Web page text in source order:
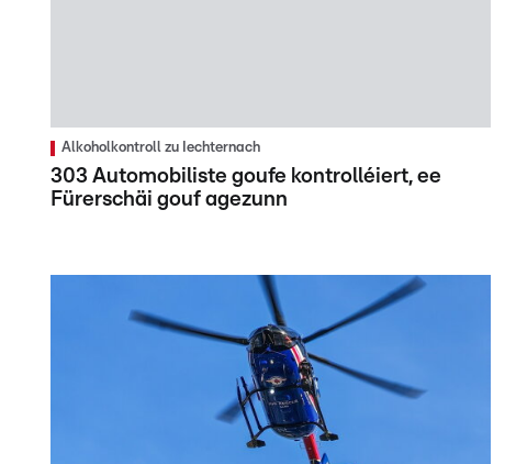
Alkoholkontroll zu Iechternach
303 Automobiliste goufe kontrolléiert, ee
Fürerschäi gouf agezunn